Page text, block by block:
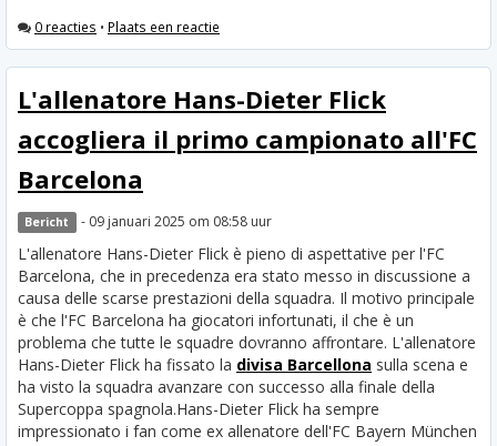
0 reacties • Plaats een reactie
L'allenatore Hans-Dieter Flick
accogliera il primo campionato all'FC
Barcelona
Bericht - 09 januari 2025 om 08:58 uur
L'allenatore Hans-Dieter Flick è pieno di aspettative per l'FC
Barcelona, che in precedenza era stato messo in discussione a
causa delle scarse prestazioni della squadra. Il motivo principale
è che l'FC Barcelona ha giocatori infortunati, il che è un
problema che tutte le squadre dovranno affrontare. L'allenatore
Hans-Dieter Flick ha fissato la divisa Barcellona sulla scena e
ha visto la squadra avanzare con successo alla finale della
Supercoppa spagnola.Hans-Dieter Flick ha sempre
impressionato i fan come ex allenatore dell'FC Bayern München